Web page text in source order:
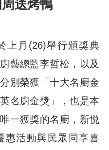
送烤鴨
上月(26)舉行頒獎典
藝總監李哲松，以及
別榮獲「十大名廚金
名廚金獎」，也是本
一獲獎的名廚，新悦
惠活動與民眾同享喜